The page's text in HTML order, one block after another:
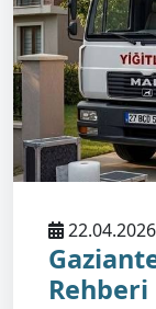
22.04.2026
Rehberi